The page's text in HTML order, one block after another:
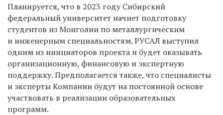
Планируется, что в 2023 году Сибирский
федеральный университет начнет подготовку
студентов из Монголии по металлургическим
и инженерным специальностям. РУСАЛ выступил
одним из инициаторов проекта и будет оказывать
организационную, финансовую и экспертную
поддержку. Предполагается также, что специалисты
и эксперты Компании будут на постоянной основе
участвовать в реализации образовательных
программ.